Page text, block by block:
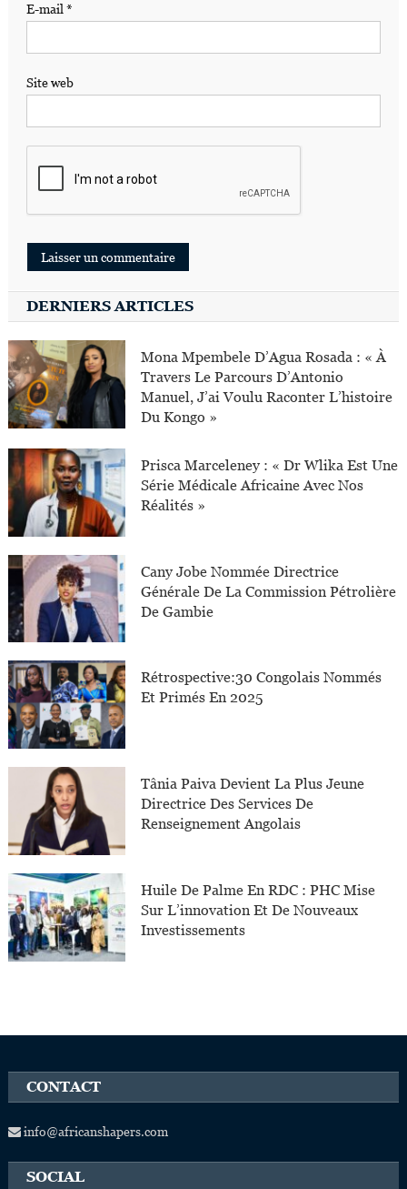
E-mail *
Site web
DERNIERS ARTICLES
Mona Mpembele D’Agua Rosada : « À
Travers Le Parcours D’Antonio
Manuel, J’ai Voulu Raconter L’histoire
Du Kongo »
Prisca Marceleney : « Dr Wlika Est Une
Série Médicale Africaine Avec Nos
Réalités »
Cany Jobe Nommée Directrice
Générale De La Commission Pétrolière
De Gambie
Rétrospective:30 Congolais Nommés
Et Primés En 2025
Tânia Paiva Devient La Plus Jeune
Directrice Des Services De
Renseignement Angolais
Huile De Palme En RDC : PHC Mise
Sur L’innovation Et De Nouveaux
Investissements
CONTACT
info@africanshapers.com
SOCIAL